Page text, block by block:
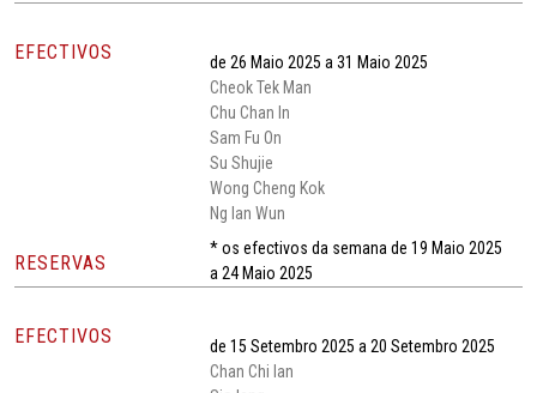
EFECTIVOS
de 26 Maio 2025 a 31 Maio 2025
Cheok Tek Man
Chu Chan In
Sam Fu On
Su Shujie
Wong Cheng Kok
Ng Ian Wun
RESERVAS
* os efectivos da semana de 19 Maio 2025
a 24 Maio 2025
EFECTIVOS
de 15 Setembro 2025 a 20 Setembro 2025
Chan Chi Ian